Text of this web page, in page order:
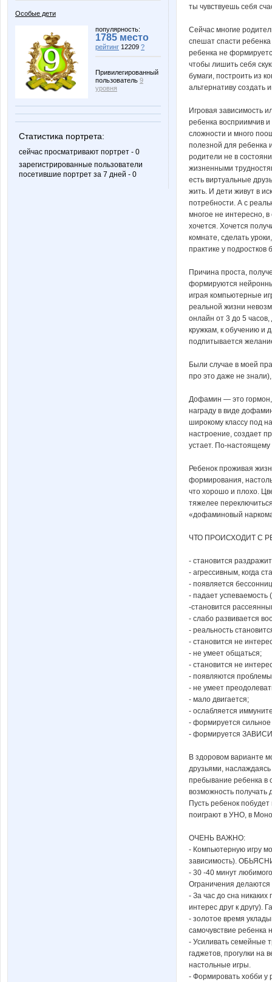
Особые дети
популярность:
1785 место
рейтинг 12209 ?
Привилегированный
пользователь 9
уровня
Статистика портрета:
сейчас просматривают портрет - 0
зарегистрированные пользователи
посетившие портрет за 7 дней - 0
ты чувствуешь себя
Сейчас многие
спешат спасти
ребенка не
чтобы лишить себя
бумаги, построить из
альтернативу создать
Игровая
ребенка восприимчив
сложности и много
полезной для ребенка
родители не в
жизненными
есть виртуальные
жить. И дети живут в
потребности. А с
многое не интересно,
хочется. Хочется
комнате, сделать
практике у
Причина проста,
формируются
играя компьютерные
реальной жизни
онлайн от 3 до 5 часов,
кружкам, к обучению и
подпитывается
Были случае в моей
про это даже не
Дофамин — это гормон,
награду в виде
широкому классу под
настроение, создает
устает. По-настоящему
Ребенок проживая
формирования,
что хорошо и плохо.
тяжелее
«дофаминовый
ЧТО ПРОИСХОДИТ С
- становится
- агрессивным, когда
- появляется
- падает
-становится
- слабо развивается
- реальность
- становится не
- не умеет общаться;
- становится не
- появляются
- не умеет
- мало двигается;
- ослабляется
- формируется
- формируется
В здоровом варианте
друзьями,
пребывание ребенка в
возможность
Пусть ребенок
поиграют в УНО, в
ОЧЕНЬ ВАЖНО:
- Компьютерную игру
зависимость).
- 30 -40 минут
Ограничения делаются
- За час до сна
интерес друг к другу).
- золотое время
самочувствие ребенка
- Усиливать семейные
гаджетов, прогулки на
настольные игры.
- Формировать хобби у